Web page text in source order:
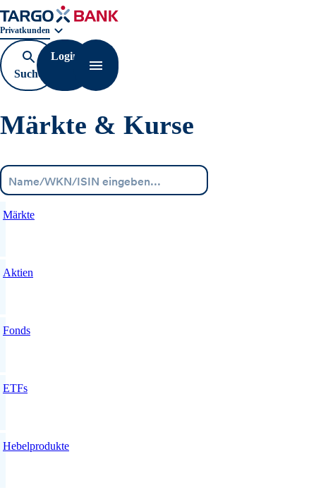
Geschäftsbereichnavigation. Aktuelle Auswahl:
Privatkunden
Suche
öffnen
Login
Navigation öffnen
Märkte & Kurse
Märkte
Aktien
Fonds
ETFs
Hebelprodukte